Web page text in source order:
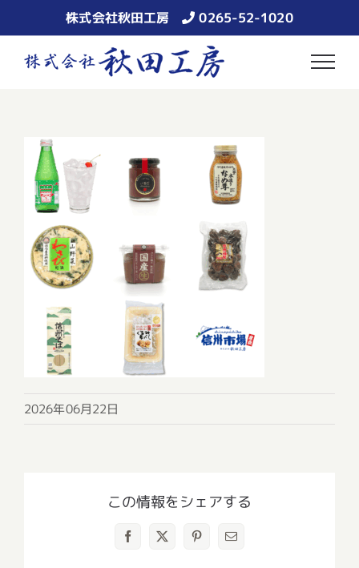
to
content
株式会社秋田工房 0265-52-1020
2026年06月22日
この情報をシェアする
Facebook
X Pinterest
電